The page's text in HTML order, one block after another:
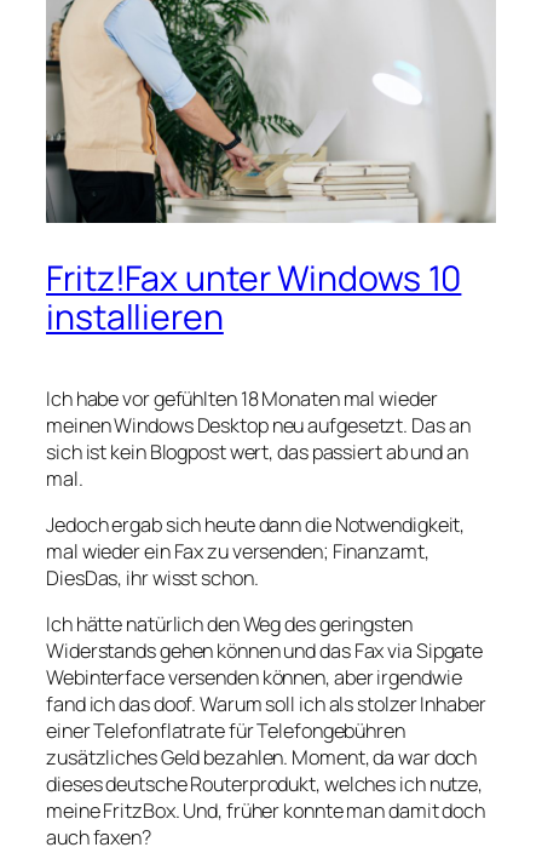
Fritz!Fax unter Windows 10
installieren
Ich habe vor gefühlten 18 Monaten mal wieder
meinen Windows Desktop neu aufgesetzt. Das an
sich ist kein Blogpost wert, das passiert ab und an
mal.
Jedoch ergab sich heute dann die Notwendigkeit,
mal wieder ein Fax zu versenden; Finanzamt,
DiesDas, ihr wisst schon.
Ich hätte natürlich den Weg des geringsten
Widerstands gehen können und das Fax via Sipgate
Webinterface versenden können, aber irgendwie
fand ich das doof. Warum soll ich als stolzer Inhaber
einer Telefonflatrate für Telefongebühren
zusätzliches Geld bezahlen. Moment, da war doch
dieses deutsche Routerprodukt, welches ich nutze,
meine FritzBox. Und, früher konnte man damit doch
auch faxen?